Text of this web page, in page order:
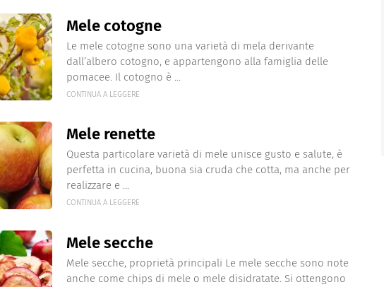
Mele cotogne
Le mele cotogne sono una varietà di mela derivante
dall’albero cotogno, e appartengono alla famiglia delle
pomacee. Il cotogno è ...
CONTINUA A LEGGERE
Mele renette
Questa particolare varietà di mele unisce gusto e salute, è
perfetta in cucina, buona sia cruda che cotta, ma anche per
realizzare e ...
CONTINUA A LEGGERE
Mele secche
Mele secche, proprietà principali Le mele secche sono note
anche come chips di mele o mele disidratate. Si ottengono